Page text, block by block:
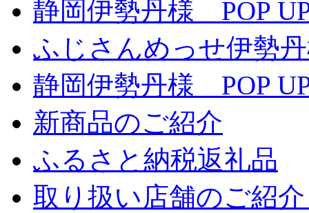
静岡伊勢丹様 POP
ふじさんめっせ伊勢
静岡伊勢丹様 POP
新商品のご紹介
ふるさと納税返礼品
取り扱い店舗のご紹